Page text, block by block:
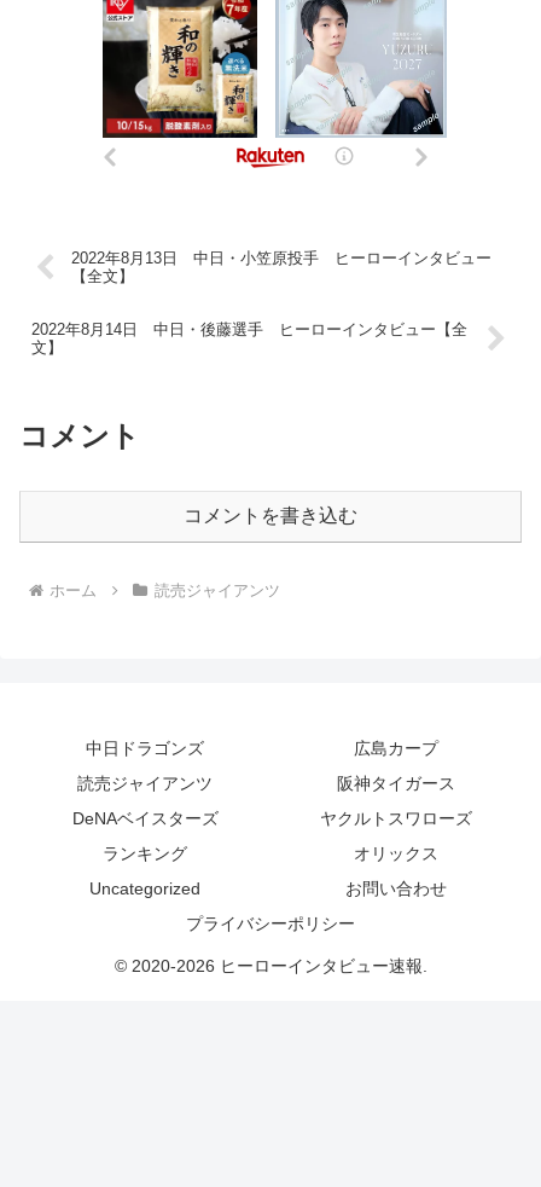
2022年8月13日 中日・小笠原投手 ヒーローインタビュー
【全文】
2022年8月14日 中日・後藤選手 ヒーローインタビュー【全
文】
コメント
コメントを書き込む
ホーム 読売ジャイアンツ
中日ドラゴンズ
広島カープ
読売ジャイアンツ
阪神タイガース
DeNAベイスターズ
ヤクルトスワローズ
ランキング
オリックス
Uncategorized
お問い合わせ
プライバシーポリシー
© 2020-2026 ヒーローインタビュー速報.